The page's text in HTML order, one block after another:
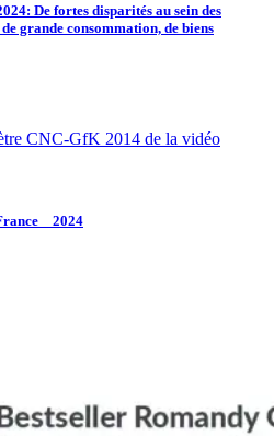
De fortes disparités au sein des
grande consommation, de biens
_ 2024